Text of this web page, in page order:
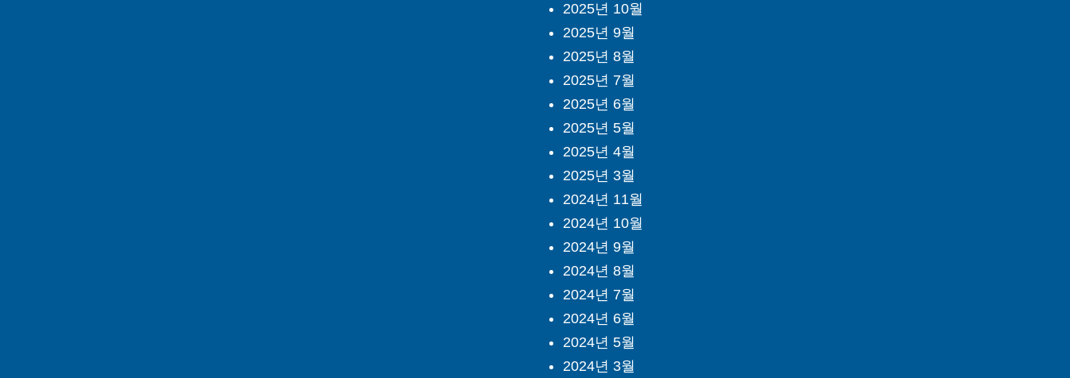
2025년 10월
2025년 9월
2025년 8월
2025년 7월
2025년 6월
2025년 5월
2025년 4월
2025년 3월
2024년 11월
2024년 10월
2024년 9월
2024년 8월
2024년 7월
2024년 6월
2024년 5월
2024년 3월